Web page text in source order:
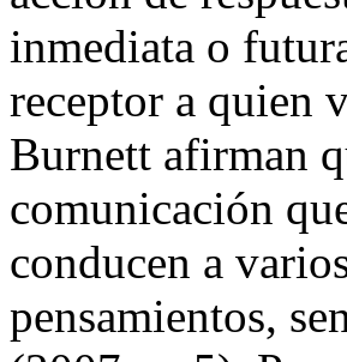
inmediata o
receptor a quien
Burnett afirman
comunicación
conducen a
pensamientos,